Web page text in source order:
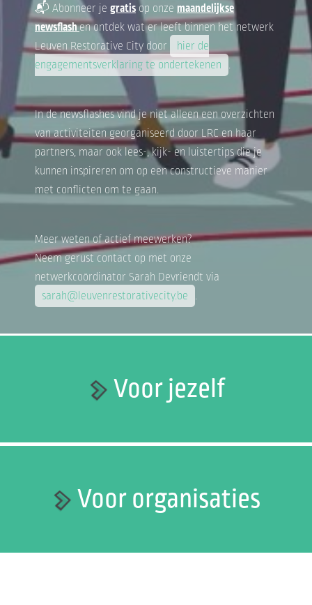
📬 Abonneer je gratis op onze maandelijkse
newsflashen ontdek wat er leeft binnen het netwerk
Leuven Restorative City door
hier de
engagementsverklaring te ondertekenen .
In de newsflashes vind je niet alleen een overzichten
van activiteiten georganiseerd door LRC en haar
partners, maar ook lees-, kijk- en luistertips die je
kunnen inspireren om op een constructieve manier
met conflicten om te gaan.
Meer weten of actief meewerken?
Neem gerust contact op met onze
netwerkcoördinator Sarah Devriendt via
sarah@leuvenrestorativecity.be .
Voor jezelf
Voor organisaties